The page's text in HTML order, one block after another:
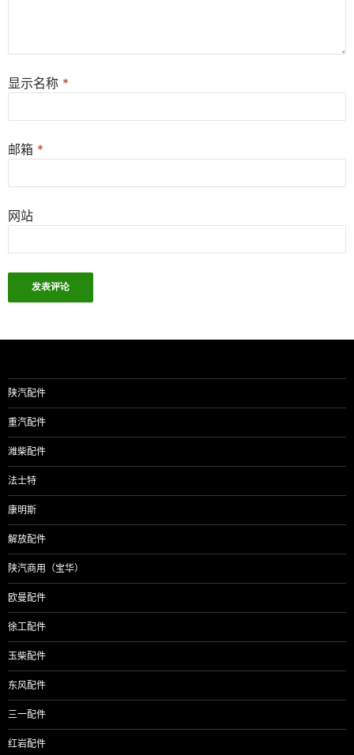
显示名称 *
邮箱 *
网站
陕汽配件
重汽配件
潍柴配件
法士特
康明斯
解放配件
陕汽商用（宝华）
欧曼配件
徐工配件
玉柴配件
东风配件
三一配件
红岩配件